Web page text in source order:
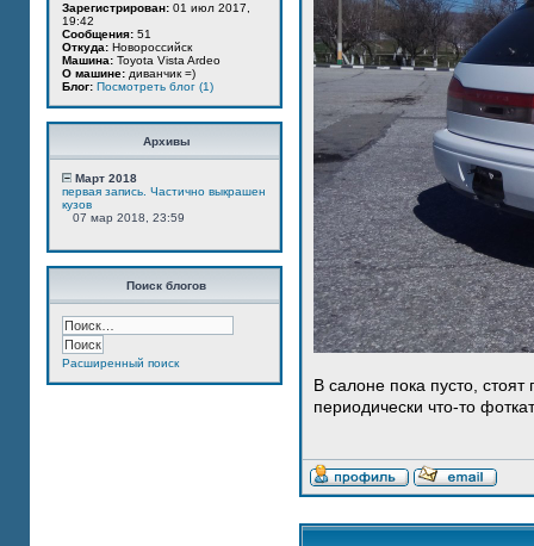
Зарегистрирован: 01 июл 2017,
19:42
Сообщения: 51
Откуда: Новороссийск
Машина: Toyota Vista Ardeo
О машине: диванчик =)
Блог: Посмотреть блог (1)
Архивы
Март 2018
первая запись. Частично выкрашен
кузов
07 мар 2018, 23:59
Поиск блогов
Расширенный поиск
В салоне пока пусто,
периодически что-то